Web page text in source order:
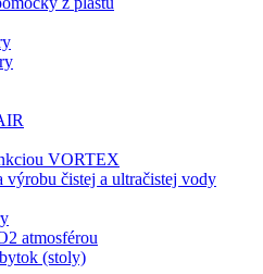
VORTEX
výrobu čistej a ultračistej vody
atmosférou
(stoly)